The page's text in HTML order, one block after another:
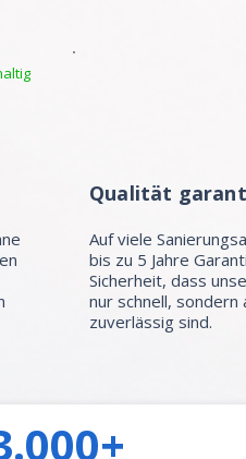
Qualität
Auf viele
bis zu 5 Jahre
Sicherheit, dass
nur schnell, sondern
zuverlässig sind.